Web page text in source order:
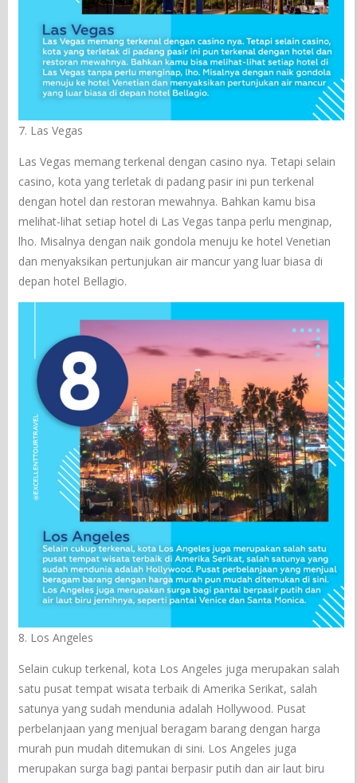
7. Las Vegas
Las Vegas memang terkenal dengan casino nya. Tetapi selain
casino, kota yang terletak di padang pasir ini pun terkenal
dengan hotel dan restoran mewahnya. Bahkan kamu bisa
melihat-lihat setiap hotel di Las Vegas tanpa perlu menginap,
lho. Misalnya dengan naik gondola menuju ke hotel Venetian
dan menyaksikan pertunjukan air mancur yang luar biasa di
depan hotel Bellagio.
8. Los Angeles
Selain cukup terkenal, kota Los Angeles juga merupakan salah
satu pusat tempat wisata terbaik di Amerika Serikat, salah
satunya yang sudah mendunia adalah Hollywood. Pusat
perbelanjaan yang menjual beragam barang dengan harga
murah pun mudah ditemukan di sini. Los Angeles juga
merupakan surga bagi pantai berpasir putih dan air laut biru